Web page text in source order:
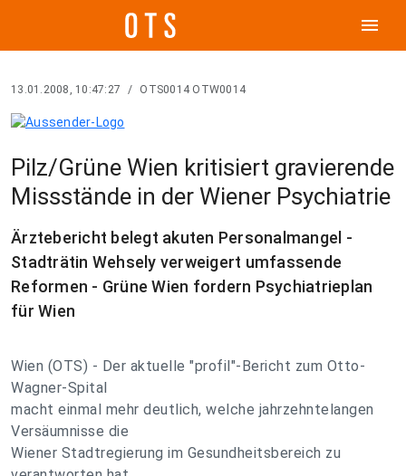
menu
13.01.2008, 10:47:27 / OTS0014 OTW0014
Pilz/Grüne Wien kritisiert gravierende
Missstände in der Wiener Psychiatrie
Ärztebericht belegt akuten Personalmangel -
Stadträtin Wehsely verweigert umfassende
Reformen - Grüne Wien fordern Psychiatrieplan
für Wien
Wien (OTS) - Der aktuelle "profil"-Bericht zum Otto-
Wagner-Spital
macht einmal mehr deutlich, welche jahrzehntelangen
Versäumnisse die
Wiener Stadtregierung im Gesundheitsbereich zu